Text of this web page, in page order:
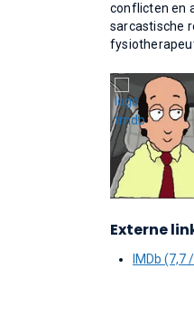
conflicten en
sarcastische
Externe
IMDb (7,7